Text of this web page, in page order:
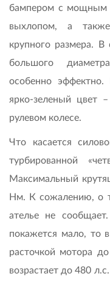
бампером с мощным
выхлопом, а
крупного размера.
большого
особенно эффектно.
ярко-зеленый цвет
рулевом колесе.
Что касается
турбированной
Максимальный
Нм. К сожалению, о
ателье не
покажется мало, то
расточкой мотора
возрастает до 480